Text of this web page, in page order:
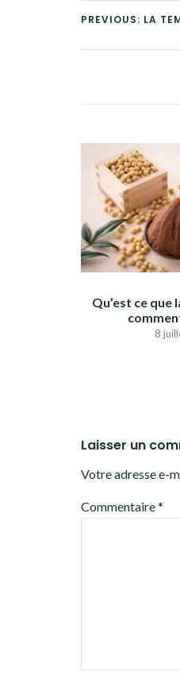
PREVIOUS: LA
Qu’est ce que
8
Laisser un
Votre adresse e-
Commentaire*